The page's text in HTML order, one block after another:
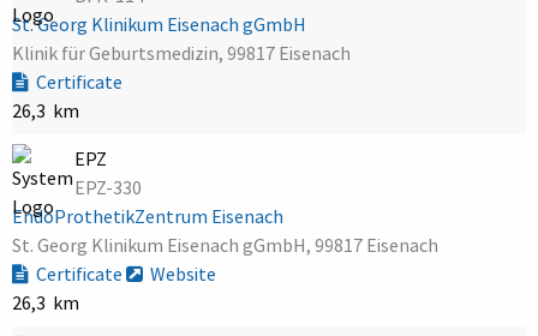
St. Georg Klinikum Eisenach gGmbH
Klinik für Geburtsmedizin, 99817 Eisenach
Certificate
26,3 km
EPZ
EPZ-330
EndoProthetikZentrum Eisenach
St. Georg Klinikum Eisenach gGmbH, 99817 Eisenach
Certificate
Website
26,3 km